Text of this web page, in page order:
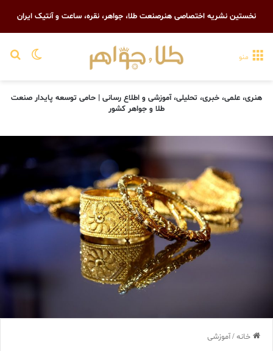
نخستین نشریه اختصاصی هنرصنعت طلا، جواهر، نقره، ساعت و آنتیک ایران
تغییر منو
هنری، علمی، خبری، تحلیلی، آموزشی و اطلاع رسانی | حامی توسعه پایدار صنعت
طلا و جواهر کشور
خانه/آموزشی